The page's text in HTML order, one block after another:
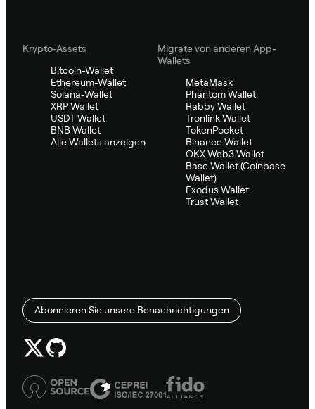
Krypto-Assets
Bitcoin-Wallet
Ethereum-Wallet
Solana-Wallet
XRP Wallet
USDT Wallet
BNB Wallet
Alle Wallets anzeigen
Migrate von anderen App-
Wallets
MetaMask
Phantom Wallet
Rabby Wallet
Tronlink Wallet
TokenPocket
Binance Wallet
OKX Web3 Wallet
Base Wallet (Coinbase
Wallet)
Exodus Wallet
Trust Wallet
Abonnieren Sie unsere Benachrichtigungen